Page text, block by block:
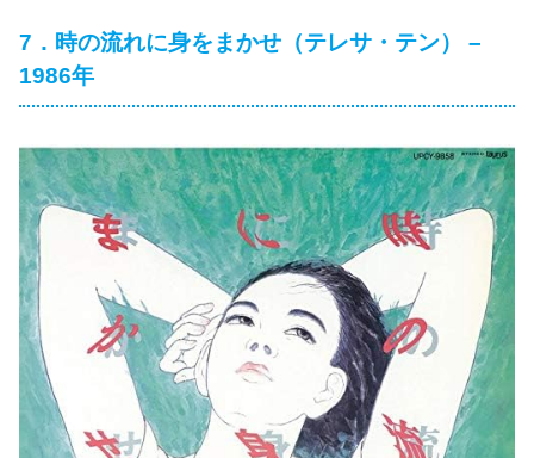
7．時の流れに身をまかせ（テレサ・テン） –
1986年